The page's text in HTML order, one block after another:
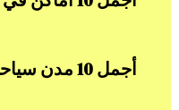
أجمل 10 مدن سياحيه في مصر